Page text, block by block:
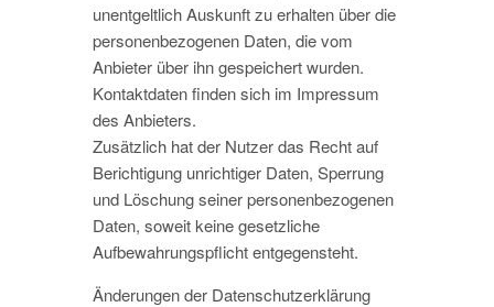
unentgeltlich Auskunft zu erhalten über die
personenbezogenen Daten, die vom
Anbieter über ihn gespeichert wurden.
Kontaktdaten finden sich im Impressum
des Anbieters.
Zusätzlich hat der Nutzer das Recht auf
Berichtigung unrichtiger Daten, Sperrung
und Löschung seiner personenbezogenen
Daten, soweit keine gesetzliche
Aufbewahrungspflicht entgegensteht.
Änderungen der Datenschutzerklärung